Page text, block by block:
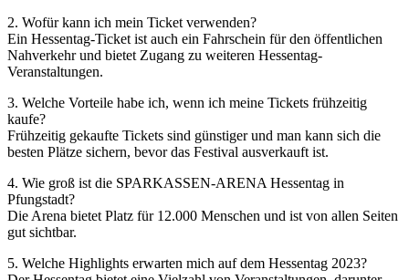
2. Wofür kann ich mein Ticket verwenden?
Ein Hessentag-Ticket ist auch ein Fahrschein für den öffentlichen
Nahverkehr und bietet Zugang zu weiteren Hessentag-
Veranstaltungen.
3. Welche Vorteile habe ich, wenn ich meine Tickets frühzeitig
kaufe?
Frühzeitig gekaufte Tickets sind günstiger und man kann sich die
besten Plätze sichern, bevor das Festival ausverkauft ist.
4. Wie groß ist die SPARKASSEN-ARENA Hessentag in
Pfungstadt?
Die Arena bietet Platz für 12.000 Menschen und ist von allen Seiten
gut sichtbar.
5. Welche Highlights erwarten mich auf dem Hessentag 2023?